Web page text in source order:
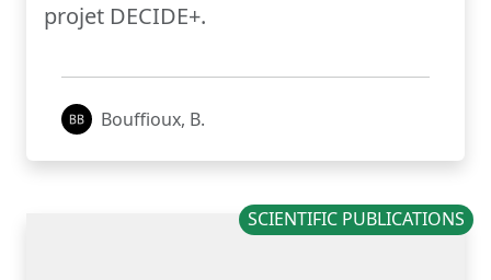
projet DECIDE+.
Bouffioux, B.
SCIENTIFIC PUBLICATIONS